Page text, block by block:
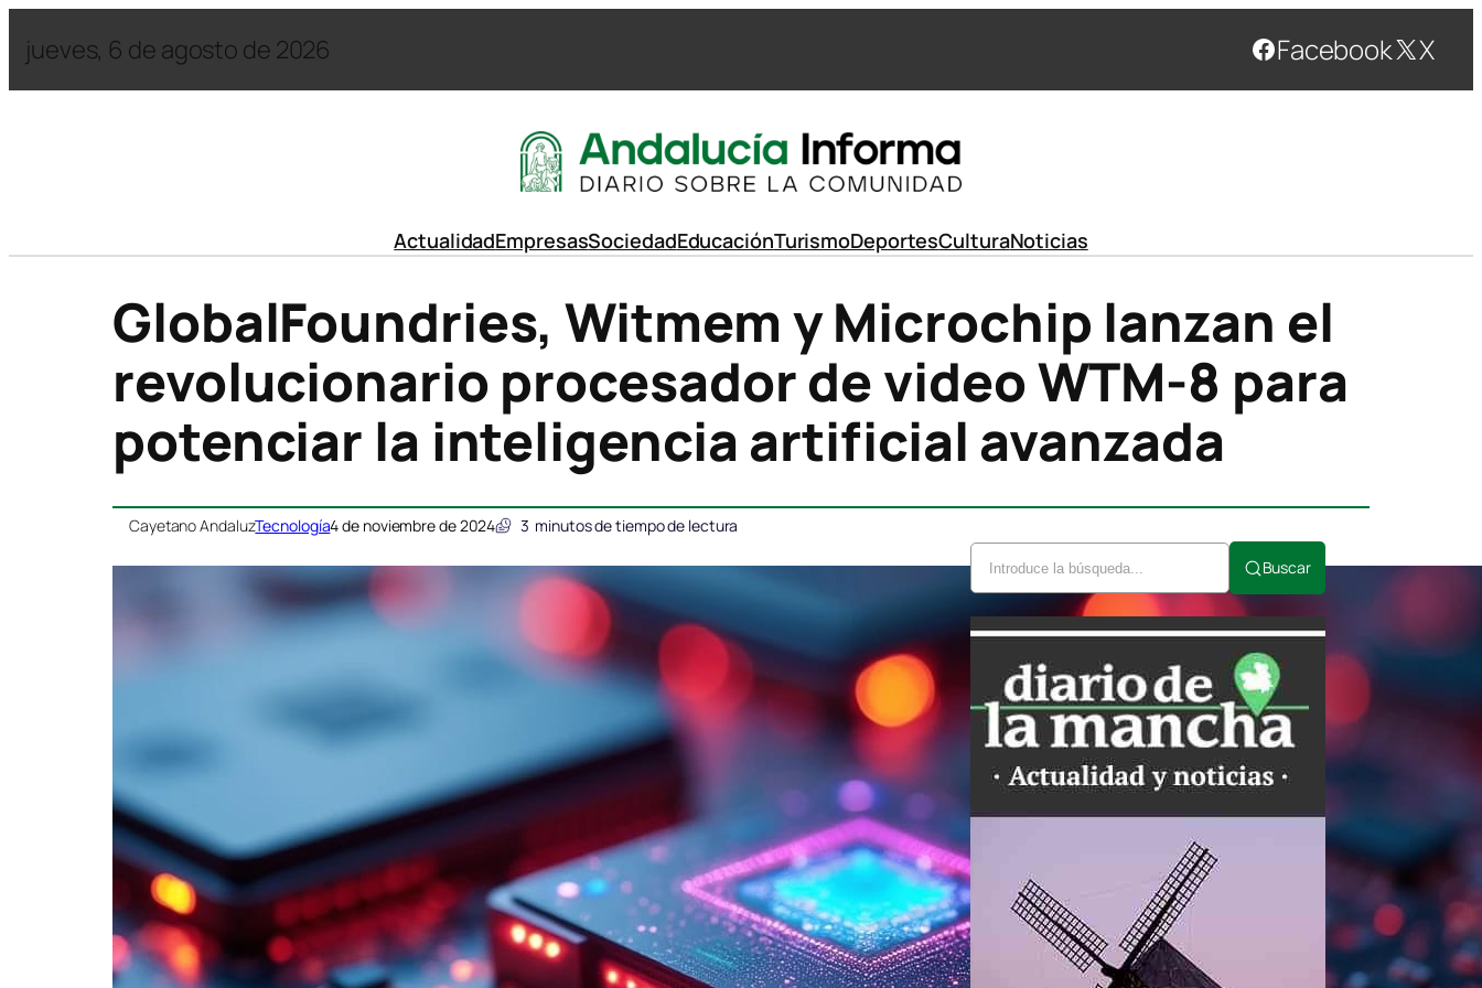
jueves, 6 de agosto de 2026 Facebook X
ActualidadEmpresasSociedadEducaciónTurismoDeportesCulturaNoticias
GlobalFoundries, Witmem y Microchip lanzan el
revolucionario procesador de video WTM-8 para
potenciar la inteligencia artificial avanzada
Cayetano AndaluzTecnología4 de noviembre de 2024 3 minutos de tiempo de lectura
Buscar